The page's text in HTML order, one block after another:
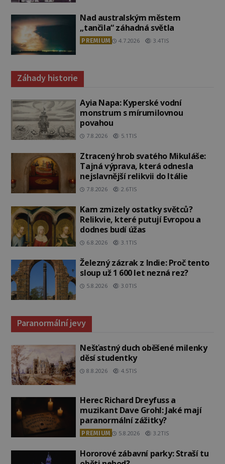
Nad australským městem
„tančila“ záhadná světla
PREMIUM 4.7.2026 3.4TIS
Záhady historie
Ayia Napa: Kyperské vodní
monstrum s mírumilovnou
povahou
7.8.2026 5.1TIS
Ztracený hrob svatého Mikuláše:
Tajná výprava, která odnesla
nejslavnější relikvii do Itálie
7.8.2026 2.6TIS
Kam zmizely ostatky světců?
Relikvie, které putují Evropou a
dodnes budí úžas
6.8.2026 3.1TIS
Železný zázrak z Indie: Proč tento
sloup už 1 600 let nezná rez?
5.8.2026 3.0TIS
Paranormální jevy
Nešťastný duch oběšené milenky
děsí studentky
8.8.2026 4.5TIS
Herec Richard Dreyfuss a
muzikant Dave Grohl: Jaké mají
paranormální zážitky?
PREMIUM 5.8.2026 3.2TIS
Hororové zábavní parky: Straší tu